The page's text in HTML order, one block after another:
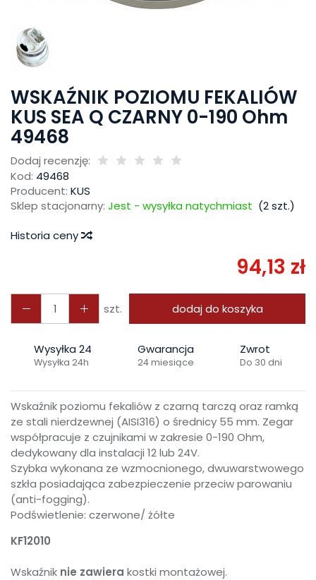
WSKAŹNIK POZIOMU FEKALIÓW
KUS SEA Q CZARNY 0-190 Ohm
49468
Dodaj recenzję:
Kod: 49468
Producent: KUS
Sklep stacjonarny: Jest - wysyłka natychmiast (2szt.)
Historia ceny
94,13 zł
szt. dodaj do koszyka
Wysyłka 24
Wysyłka 24h
Gwarancja
24 miesiące
Zwrot
Do 30 dni
Wskaźnik poziomu fekaliów z czarną tarczą oraz ramką
ze stali nierdzewnej (AISI316) o średnicy 55 mm. Zegar
współpracuje z czujnikami w zakresie 0-190 Ohm,
dedykowany dla instalacji 12 lub 24V.
Szybka wykonana ze wzmocnionego, dwuwarstwowego
szkła posiadająca zabezpieczenie przeciw parowaniu
(anti-fogging).
Podświetlenie: czerwone/ żółte
KF12010
Wskaźnik nie zawiera kostki montażowej.